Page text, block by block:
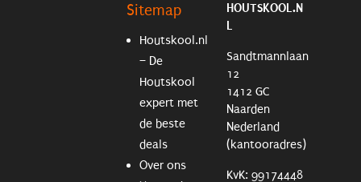
Sitemap
Houtskool.nl
– De
Houtskool
expert met
de beste
deals
Over ons
HOUTSKOOL.N
L
Sandtmannlaan
12
1412 GC
Naarden
Nederland
(kantooradres)
KvK: 99174448